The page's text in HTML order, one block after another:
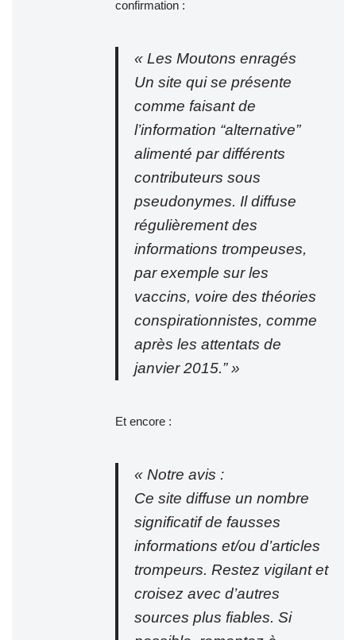
confirmation :
« Les Moutons enragés
Un site qui se présente
comme faisant de
l’information “alternative”
alimenté par différents
contributeurs sous
pseudonymes. Il diffuse
régulièrement des
informations trompeuses,
par exemple sur les
vaccins, voire des théories
conspirationnistes, comme
après les attentats de
janvier 2015.” »
Et encore :
« Notre avis :
Ce site diffuse un nombre
significatif de fausses
informations et/ou d’articles
trompeurs. Restez vigilant et
croisez avec d’autres
sources plus fiables. Si